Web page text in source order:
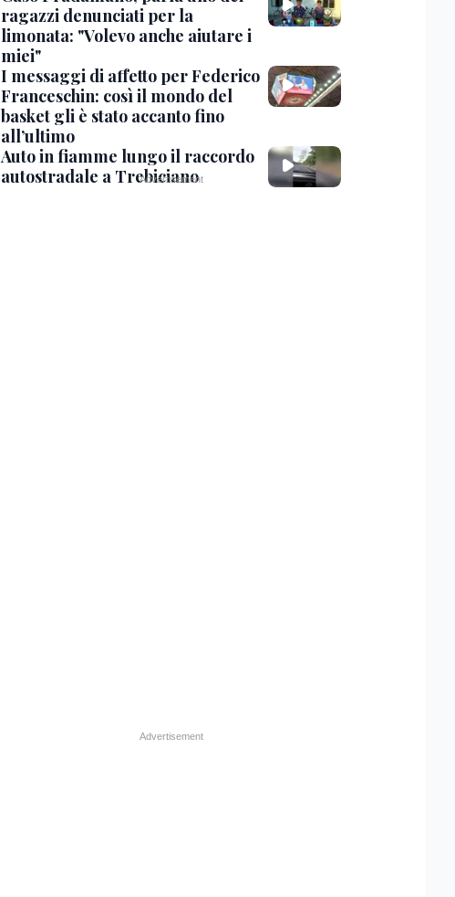
ragazzi denunciati per la
limonata: "Volevo anche aiutare i
miei"
I messaggi di affetto per Federico
Franceschin: così il mondo del
basket gli è stato accanto fino
all’ultimo
Auto in fiamme lungo il raccordo
autostradale a Trebiciano